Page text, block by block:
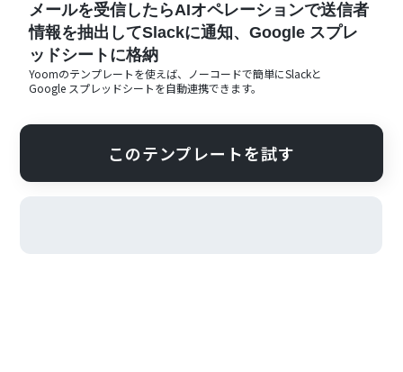
メールを受信したらAIオペレーションで送信者
情報を抽出してSlackに通知、Google スプレ
ッドシートに格納
Yoomのテンプレートを使えば、ノーコードで簡単にSlackと
Google スプレッドシートを自動連携できます。
このテンプレートを試す